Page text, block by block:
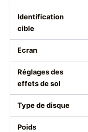
Identification
cible
Ecran
Réglages des
effets de sol
Type de disque
Poids